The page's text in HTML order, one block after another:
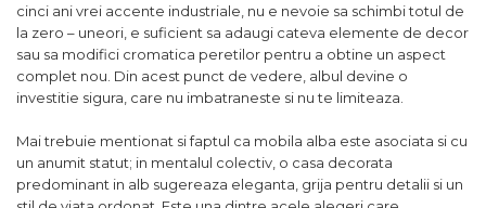
cinci ani vrei accente industriale, nu e nevoie sa schimbi totul de
la zero – uneori, e suficient sa adaugi cateva elemente de decor
sau sa modifici cromatica peretilor pentru a obtine un aspect
complet nou. Din acest punct de vedere, albul devine o
investitie sigura, care nu imbatraneste si nu te limiteaza.
Mai trebuie mentionat si faptul ca mobila alba este asociata si cu
un anumit statut; in mentalul colectiv, o casa decorata
predominant in alb sugereaza eleganta, grija pentru detalii si un